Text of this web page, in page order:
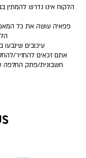
הלקוח אינו נדרש להמתין
פפאיה עושה את כל
עיכובים
אתם זכאים להחזיר/
חשבונית/פתק החלפה עד 14 ימים, מיום קבלת